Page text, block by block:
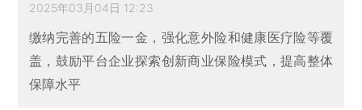
2025年03月04日 12:23
缴纳完善的五险一金，强化意外险和健康医疗险等覆
盖，鼓励平台企业探索创新商业保险模式，提高整体
保障水平